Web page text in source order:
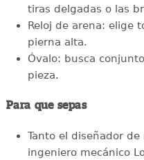
tiras delgadas o las
Reloj de arena: elige
pierna alta.
Óvalo: busca
pieza.
Para que sepas
Tanto el diseñador de
ingeniero mecánico